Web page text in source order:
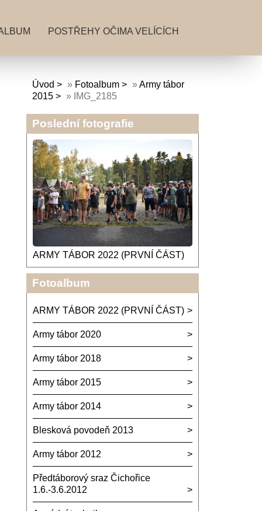
POSTŘEHY OČIMA VELÍCÍCH
Úvod » Fotoalbum »Army tábor
2015
» IMG_2185
Poslední fotografie
ARMY TÁBOR 2022 (PRVNÍ ČÁST)
Fotoalbum
ARMY TÁBOR 2022 (PRVNÍ ČÁST)
Army tábor 2020
Army tábor 2018
Army tábor 2015
Army tábor 2014
Blesková povodeň 2013
Army tábor 2012
Předtáborový sraz Čichořice
1.6.-3.6.2012